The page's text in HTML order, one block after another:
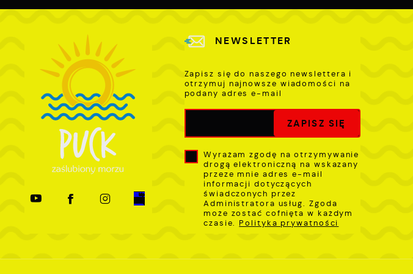
NEWSLETTER
Zapisz się do naszego newslettera i
otrzymuj najnowsze wiadomości na
podany adres e-mail
Wyrażam zgodę na otrzymywanie
drogą elektroniczną na wskazany
przeze mnie adres e-mail
informacji dotyczących
świadczonych przez
Administratora usług. Zgoda
może zostać cofnięta w każdym
czasie. Polityka prywatności